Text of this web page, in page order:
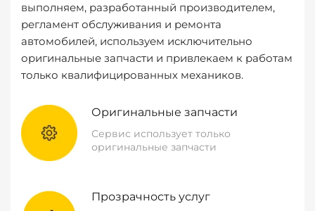
выполняем, разработанный производителем,
регламент обслуживания и ремонта
автомобилей, используем исключительно
оригинальные запчасти и привлекаем к работам
только квалифицированных механиков.
Оригинальные запчасти
Сервис использует только
оригинальные запчасти
Прозрачность услуг